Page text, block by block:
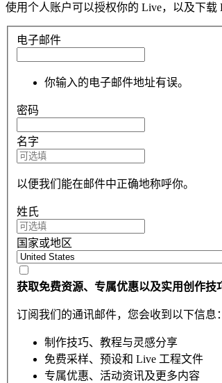
使用个人账户可以授权你的 Live，以及下载
电子邮件
你输入的电子邮件地址有误。
密码
名字
以便我们能在邮件中正确地称呼你。
姓氏
国家或地区
获取免费资源、专属优惠以及实用创作技
订阅我们的通讯邮件，您会收到以下信息：
制作技巧、教程与灵感分享
免费采样、预设和 Live 工程文件
专属优惠、活动资讯及更多内容